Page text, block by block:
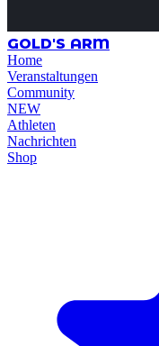
GOLD'S ARM
Home
Veranstaltungen
Community
NEW
Athleten
Nachrichten
Shop